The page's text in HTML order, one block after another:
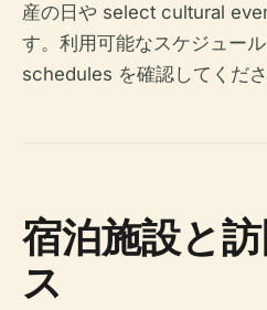
産の日や select cultural
す。利用可能なスケジュー
schedules を確認してくださ
宿泊施設と
ス